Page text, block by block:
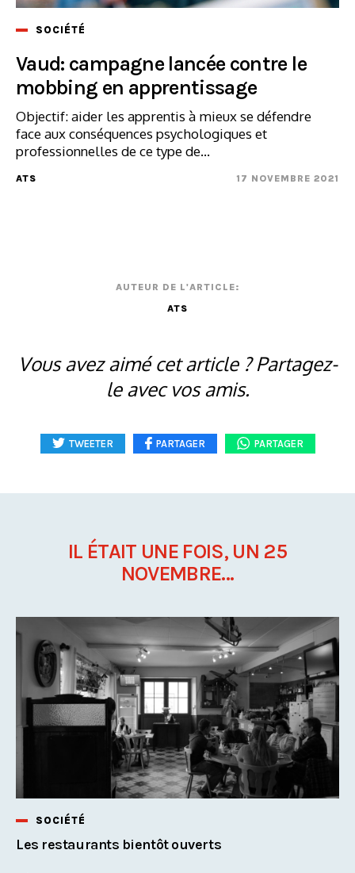
SOCIÉTÉ
Vaud: campagne lancée contre le
mobbing en apprentissage
Objectif: aider les apprentis à mieux se défendre
face aux conséquences psychologiques et
professionnelles de ce type de...
ATS 17 NOVEMBRE 2021
AUTEUR DE L'ARTICLE:
ATS
Vous avez aimé cet article ? Partagez-
le avec vos amis.
TWEETER PARTAGER PARTAGER
IL ÉTAIT UNE FOIS, UN 25
NOVEMBRE...
SOCIÉTÉ
Les restaurants bientôt ouverts